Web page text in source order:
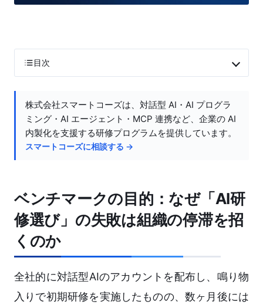
目次
株式会社スマートコーズは、対話型 AI・AI プログラ
ミング・AI エージェント・MCP 連携など、企業の AI
内製化を支援する研修プログラムを提供しています。
スマートコーズに相談する →
ベンチマークの目的：なぜ「AI研
修選び」の失敗は組織の停滞を招
くのか
全社的に対話型AIのアカウントを配布し、鳴り物
入りで初期研修を実施したものの、数ヶ月後には